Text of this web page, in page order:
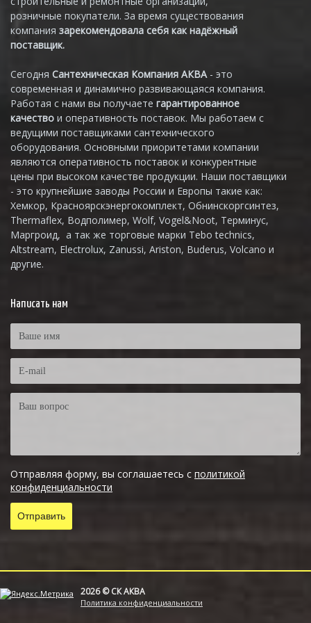
розничные покупатели. За время существования
компания зарекомендовала себя как надёжный
поставщик.
Сегодня Сантехническая Компания АКВА - это
современная и динамично развивающаяся компания.
Работая с нами вы получаете гарантированное
качество и оперативность поставок. Мы работаем с
ведущими поставщиками сантехнического
оборудования. Основными приоритетами компании
являются оперативность поставок и конкурентные
цены при высоком качестве продукции. Наши поставщики
- это крупнейшие заводы России и Европы такие как:
Хемкор, Красноярскэнергокомплект, Обнинскоргсинтез,
Thermaflex, Водполимер, Wolf, Vogel&Noot, Терминус,
Маргроид, а так же торговые марки Tebo technics,
Altstream, Electrolux, Zanussi, Ariston, Buderus, Volcano и
другие.
Написать нам
Отправляя форму, вы соглашаетесь с политикой
конфиденциальности
2026 © СК АКВА
Политика конфиденциальности